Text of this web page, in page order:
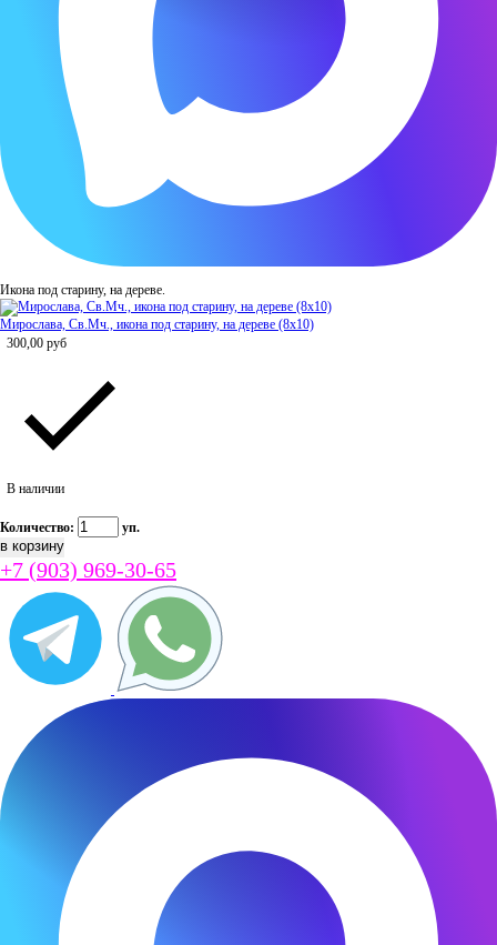
Икона под старину, на дереве.
Мирослава, Св.Мч., икона под старину, на дереве (8x10)
300,00 руб
В наличии
Количество: уп.
+7 (903) 969-30-65